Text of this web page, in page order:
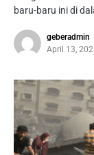
baru-baru ini di
geberadmin
April 13,